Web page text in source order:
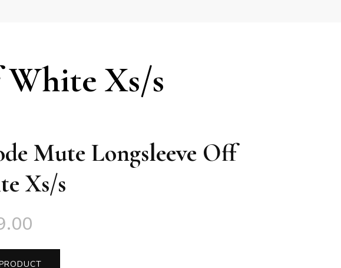
Xs/s
Mute Longsleeve Off
Xs/s